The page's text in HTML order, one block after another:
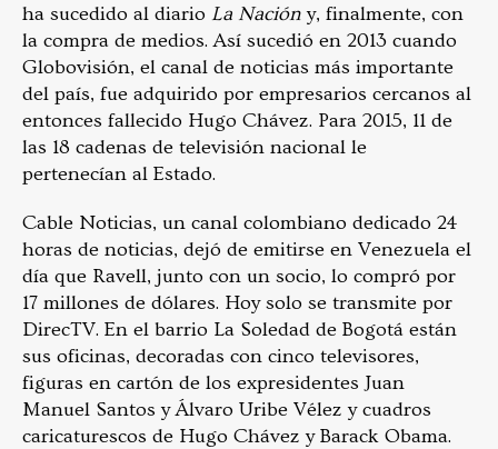
ha sucedido al diario La Nacióny, finalmente, con
la compra de medios. Así sucedió en 2013 cuando
Globovisión, el canal de noticias más importante
del país, fue adquirido por empresarios cercanos al
entonces fallecido Hugo Chávez. Para 2015, 11 de
las 18 cadenas de televisión nacional le
pertenecían al Estado.
Cable Noticias, un canal colombiano dedicado 24
horas de noticias, dejó de emitirse en Venezuela el
día que Ravell, junto con un socio, lo compró por
17 millones de dólares. Hoy solo se transmite por
DirecTV. En el barrio La Soledad de Bogotá están
sus oficinas, decoradas con cinco televisores,
figuras en cartón de los expresidentes Juan
Manuel Santos y Álvaro Uribe Vélez y cuadros
caricaturescos de Hugo Chávez y Barack Obama.